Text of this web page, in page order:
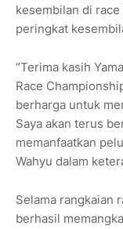
kesembilan di
peringkat
“Terima kasih
Race
berharga untuk
Saya akan terus
memanfaatkan
Wahyu dalam
Selama rangkaian
berhasil